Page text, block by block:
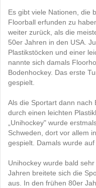
Es gibt viele Nationen, die
Floorball erfunden zu
weiter zurück, als die
50er Jahren in den USA.
Plastikstöcken und einer
nannte sich damals
Bodenhockey. Das erste
gespielt.
Als die Sportart dann nach
durch einen leichten
„Unihockey" wurde
Schweden, dort vor allem
gespielt. Damals wurde
Unihockey wurde bald
Jahren breitete sich die
aus. In den frühen 80er